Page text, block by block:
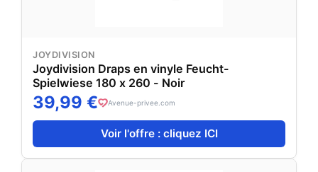
JOYDIVISION
Joydivision Draps en vinyle Feucht-
Spielwiese 180 x 260 - Noir
39,99 € Avenue-privee.com
Voir l'offre : cliquez ICI